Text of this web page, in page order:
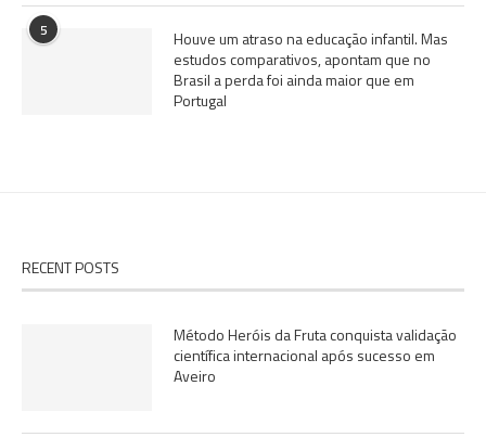
5
Houve um atraso na educação infantil. Mas
estudos comparativos, apontam que no
Brasil a perda foi ainda maior que em
Portugal
RECENT POSTS
Método Heróis da Fruta conquista validação
científica internacional após sucesso em
Aveiro